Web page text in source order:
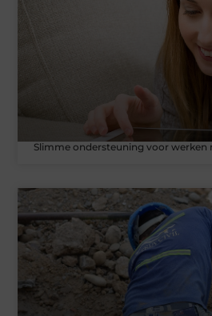
Slimme ondersteuning voor werken